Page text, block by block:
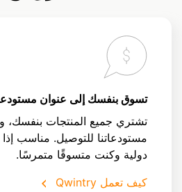
تسوق بنفسك إلى عنوان
تشتري جميع المنتجات بنفسك،
مستودعاتنا للتوصيل. مناسب
دولية وكنت متسوقًا متمرسًا.
كيف تعمل Qwintry